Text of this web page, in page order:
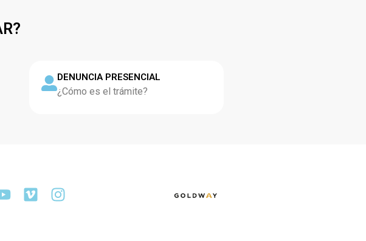
DENUNCIA PRESENCIAL
¿Cómo es el trámite?